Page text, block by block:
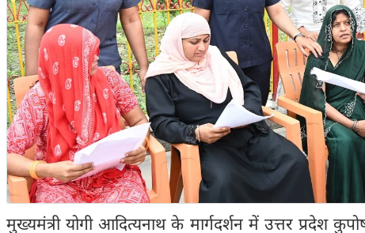
मुख्यमंत्री योगी आदित्यनाथ के मार्गदर्शन में उत्तर प्रदेश